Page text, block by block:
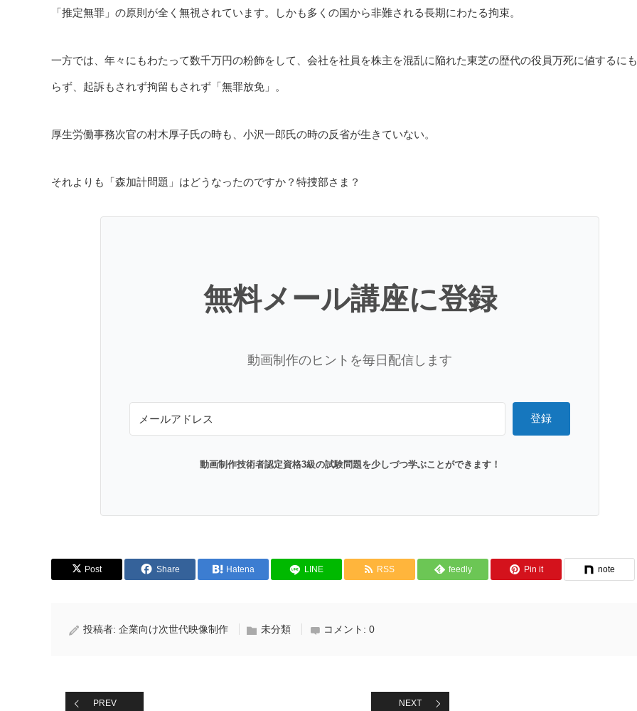
「推定無罪」の原則が全く無視されています。しかも多くの国から非難される長期にわたる拘束。
一方では、年々にもわたって数千万円の粉飾をして、会社を社員を株主を混乱に陥れた東芝の歴代の役員万死に値するに
らず、起訴もされず拘留もされず「無罪放免」。
厚生労働事務次官の村木厚子氏の時も、小沢一郎氏の時の反省が生きていない。
それよりも「森加計問題」はどうなったのですか？特捜部さま？
無料メール講座に登録
動画制作のヒントを毎日配信します
登録
動画制作技術者認定資格3級の試験問題を少しづつ学ぶことができます！
Post Share Hatena LINE RSS feedly Pin it note
投稿者: 企業向け次世代映像制作 未分類 コメント: 0
PREV NEXT